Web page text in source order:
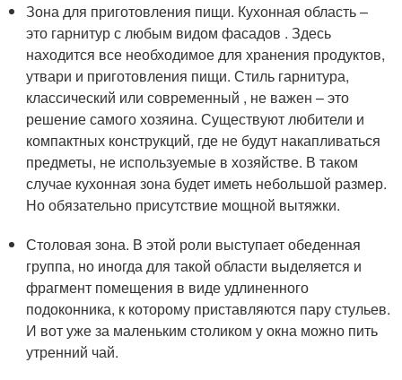
Зона для приготовления пищи. Кухонная область –
это гарнитур с любым видом фасадов . Здесь
находится все необходимое для хранения продуктов,
утвари и приготовления пищи. Стиль гарнитура,
классический или современный , не важен – это
решение самого хозяина. Существуют любители и
компактных конструкций, где не будут накапливаться
предметы, не используемые в хозяйстве. В таком
случае кухонная зона будет иметь небольшой размер.
Но обязательно присутствие мощной вытяжки.
Столовая зона. В этой роли выступает обеденная
группа, но иногда для такой области выделяется и
фрагмент помещения в виде удлиненного
подоконника, к которому приставляются пару стульев.
И вот уже за маленьким столиком у окна можно пить
утренний чай.